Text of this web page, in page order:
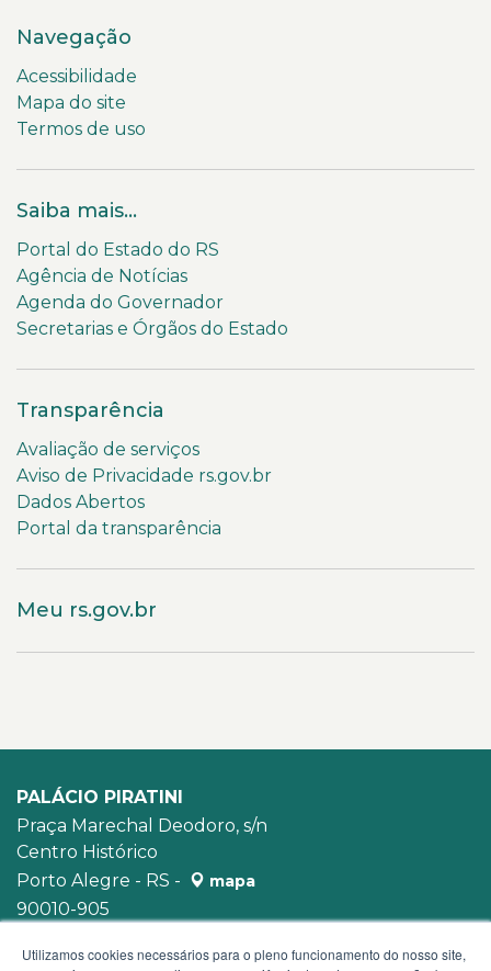
Navegação
Acessibilidade
Mapa do site
Termos de uso
Saiba mais...
Portal do Estado do RS
Agência de Notícias
Agenda do Governador
Secretarias e Órgãos do Estado
Transparência
Avaliação de serviços
Aviso de Privacidade rs.gov.br
Dados Abertos
Portal da transparência
Meu rs.gov.br
PALÁCIO PIRATINI
Praça Marechal Deodoro, s/n
Centro Histórico
Porto Alegre - RS -
mapa
90010-905
Utilizamos cookies necessários para o pleno funcionamento do nosso site,